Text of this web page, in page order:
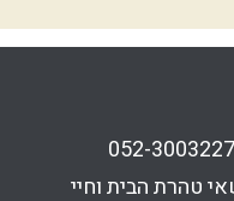
052-3003227
טהרת הבית וחיי